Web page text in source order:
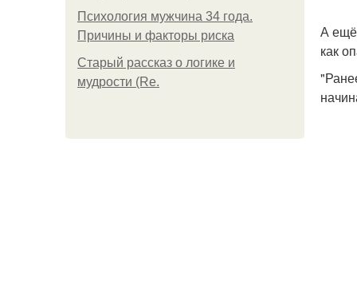
Психология мужчина 34 года.
Причины и факторы риска
Старый рассказ о логике и
мудрости (Re.
А ещё
как